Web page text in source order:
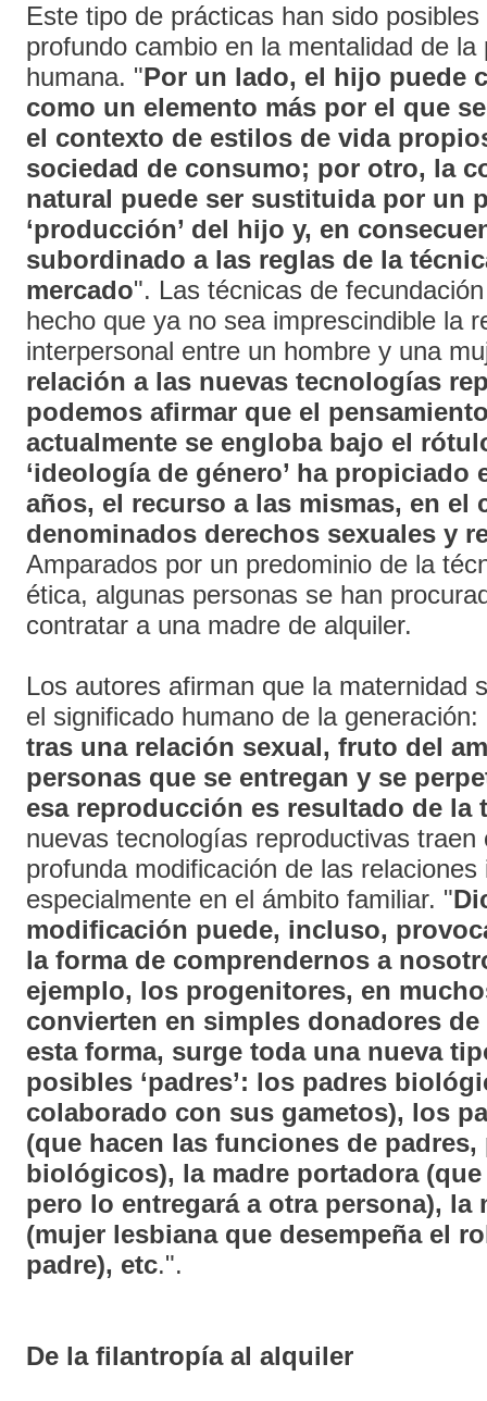
Este tipo de prácticas han sido
profundo cambio en la mentalidad de la
humana. "Por un lado, el hijo puede
como un elemento más por el que
el contexto de estilos de vida
sociedad de consumo; por otro, la
natural puede ser sustituida por un
‘producción’ del hijo y, en
subordinado a las reglas de la
mercado". Las técnicas de
hecho que ya no sea imprescindible la
interpersonal entre un hombre y una
relación a las nuevas tecnologías
podemos afirmar que el
actualmente se engloba bajo el
‘ideología de género’ ha propiciado
años, el recurso a las mismas, en el
denominados derechos sexuales y
Amparados por un predominio de la
ética, algunas personas se han
contratar a una madre de alquiler.
Los autores afirman que la maternidad
el significado humano de la generación:
tras una relación sexual, fruto del
personas que se entregan y se
esa reproducción es resultado de la
nuevas tecnologías reproductivas traen
profunda modificación de las
especialmente en el ámbito familiar. "
modificación puede, incluso,
la forma de comprendernos a
ejemplo, los progenitores, en
convierten en simples donadores de
esta forma, surge toda una nueva
posibles ‘padres’: los padres
colaborado con sus gametos), los
(que hacen las funciones de
biológicos), la madre portadora
pero lo entregará a otra persona), la
(mujer lesbiana que desempeña el
padre), etc.".
De la filantropía al alquiler